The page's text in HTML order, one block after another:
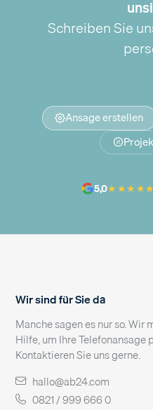
Schreiben Sie
Ansage erstellen
5,0★★★★★
Wir sind für Sie da
Manche sagen es nur so. Wir
Hilfe, um Ihre Telefonansage
Kontaktieren Sie uns gerne.
hallo@ab24.com
0821 / 999 666 0